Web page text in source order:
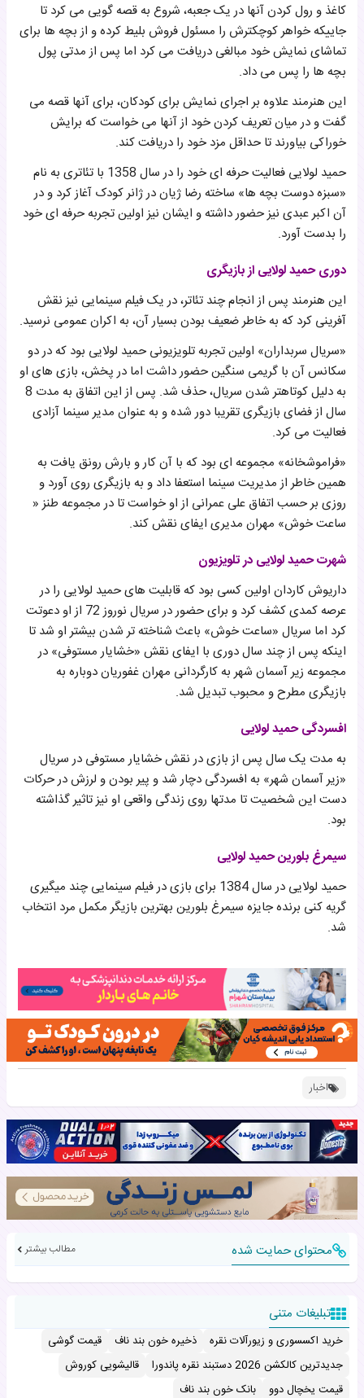
کاغذ و رول کردن آنها در یک جعبه، شروع به قصه گویی می کرد تا
جاییکه خواهر کوچکترش را مسئول فروش بلیط کرده و از بچه ها برای
تماشای نمایش خود مبالغی دریافت می کرد اما پس از مدتی پول
بچه ها را پس می داد.
این هنرمند علاوه بر اجرای نمایش برای کودکان، برای آنها قصه می
گفت و در میان تعریف کردن خود از آنها می خواست که برایش
خوراکی بیاورند تا حداقل مزد خود را دریافت کند.
حمید لولایی فعالیت حرفه ای خود را در سال 1358 با تئاتری به نام
«سبزه دوست بچه ها» ساخته رضا ژیان در ژانر کودک آغاز کرد و در
آن اکبر عبدی نیز حضور داشته و ایشان نیز اولین تجربه حرفه ای خود
را بدست آورد.
دوری حمید لولایی از بازیگری
این هنرمند پس از انجام چند تئاتر، در یک فیلم سینمایی نیز نقش
آفرینی کرد که به خاطر ضعیف بودن بسیار آن، به اکران عمومی نرسید.
«سریال سربداران» اولین تجربه تلویزیونی حمید لولایی بود که در دو
سکانس آن با گریمی سنگین حضور داشت اما در پخش، بازی های او
به دلیل کوتاهتر شدن سریال، حذف شد. پس از این اتفاق به مدت 8
سال از فضای بازیگری تقریبا دور شده و به عنوان مدیر سینما آزادی
فعالیت می کرد.
«فراموشخانه» مجموعه ای بود که با آن کار و بارش رونق یافت به
همین خاطر از مدیریت سینما استعفا داد و به بازیگری روی آورد و
روزی بر حسب اتفاق علی عمرانی از او خواست تا در مجموعه طنز «
ساعت خوش» مهران مدیری ایفای نقش کند.
شهرت حمید لولایی در تلویزیون
داریوش کاردان اولین کسی بود که قابلیت های حمید لولایی را در
عرصه کمدی کشف کرد و برای حضور در سریال نوروز 72 از او دعوتت
کرد اما سریال «ساعت خوش» باعث شناخته تر شدن بیشتر او شد تا
اینکه پس از چند سال دوری با ایفای نقش «خشایار مستوفی» در
مجموعه زیر آسمان شهر به کارگردانی مهران غفوریان دوباره به
بازیگری مطرح و محبوب تبدیل شد.
افسردگی حمید لولایی
به مدت یک سال پس از بازی در نقش خشایار مستوفی در سریال
«زیر آسمان شهر» به افسردگی دچار شد و پیر بودن و لرزش در حرکات
دست این شخصیت تا مدتها روی زندگی واقعی او نیز تاثیر گذاشته
بود.
سیمرغ بلورین حمید لولایی
حمید لولایی در سال 1384 برای بازی در فیلم سینمایی چند میگیری
گریه کنی برنده جایزه سیمرغ بلورین بهترین بازیگر مکمل مرد انتخاب
شد.
اخبار
محتوای حمایت شده مطالب بیشتر
تبلیغات متنی
خرید اکسسوری و زیورآلات نقره ذخیره خون بند ناف
قیمت گوشی
جدیدترین کالکشن 2026 دستبند نقره پاندورا
قالیشویی کوروش
قیمت یخچال دوو
بانک خون بند ناف